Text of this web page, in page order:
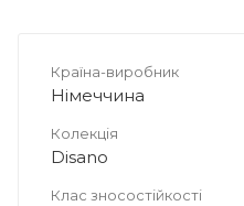
Країна-виробник
Німеччина
Колекція
Disano
Клас зносостійкості